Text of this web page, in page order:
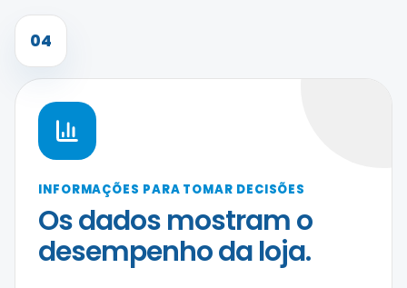
04
INFORMAÇÕES PARA TOMAR DECISÕES
Os dados mostram o
desempenho da loja.